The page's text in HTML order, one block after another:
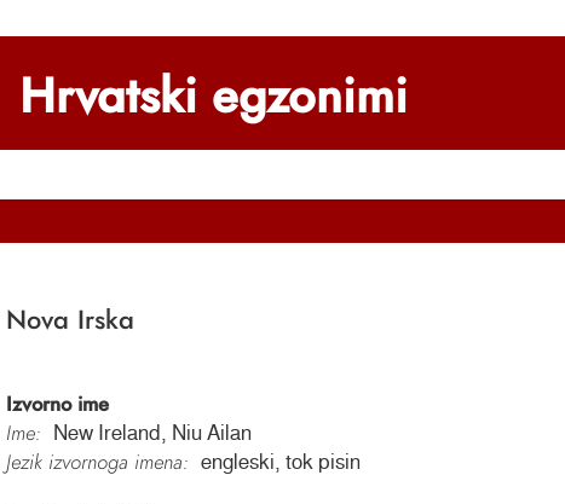
Hrvatski egzonimi
Nova Irska
Izvorno ime
Ime:
New Ireland, Niu Ailan
Jezik izvornoga imena: engleski, tok pisin